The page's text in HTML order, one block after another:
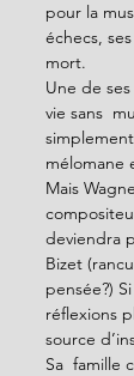
pour la
échecs,
mort.
Une de
vie sans
mélomane
Mais
deviendra
Bizet
pensée?)
réflexions
source
Sa  famille